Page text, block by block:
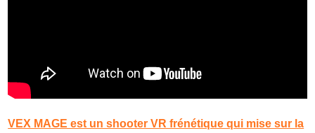
VEX MAGE est un shooter VR frénétique qui mise sur la